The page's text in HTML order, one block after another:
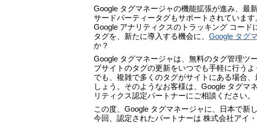
Google タグマネージャの機能拡張が進み、最
サードパーティータグもサポートされています
Google アナリティクスのトラッキング コー
タグを、新たに導入する機会に、 Google タグ
か？
Google タグマネージャは、無料のタグ管理ツ
ブサイトのタグの更新をいつでも手軽に行うよ
でも、複雑で多くのタグがサイトにある場合
しょう。そのようなお客様は、Google タグマ
リティクス認定パートナーにご相談ください。
この度、Google タグマネージャに、日本で新
今回、認定されたパートナーは 株式会社アイ・